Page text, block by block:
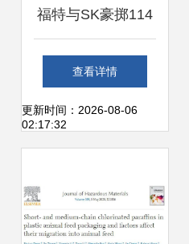
福特与SK豪掷114
亿美元 7条快讯背
后的汽车制造新格
查看详情
更新时间：2026-08-06
02:17:32